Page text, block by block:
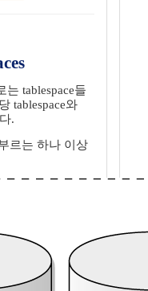
는 tablespace들
tablespace와
.
르는 하나 이상